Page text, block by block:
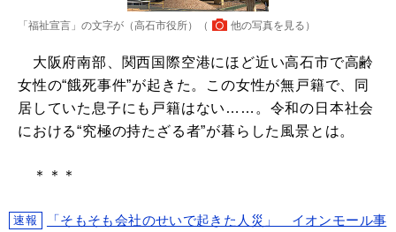
「福祉宣言」の文字が（高石市役所）（ 他の写真を見る ）
大阪府南部、関西国際空港にほど近い高石市で高齢
女性の“餓死事件”が起きた。この女性が無戸籍で、同
居していた息子にも戸籍はない……。令和の日本社会
における“究極の持たざる者”が暮らした風景とは。
＊＊＊
速報
「そもそも会社のせいで起きた人災」 イオンモール事